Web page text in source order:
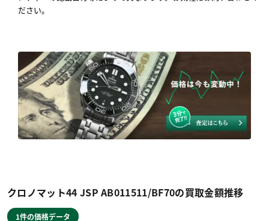
ださい。
クロノマット44 JSP AB011511/BF70の買取金額推移
1件の価格データ